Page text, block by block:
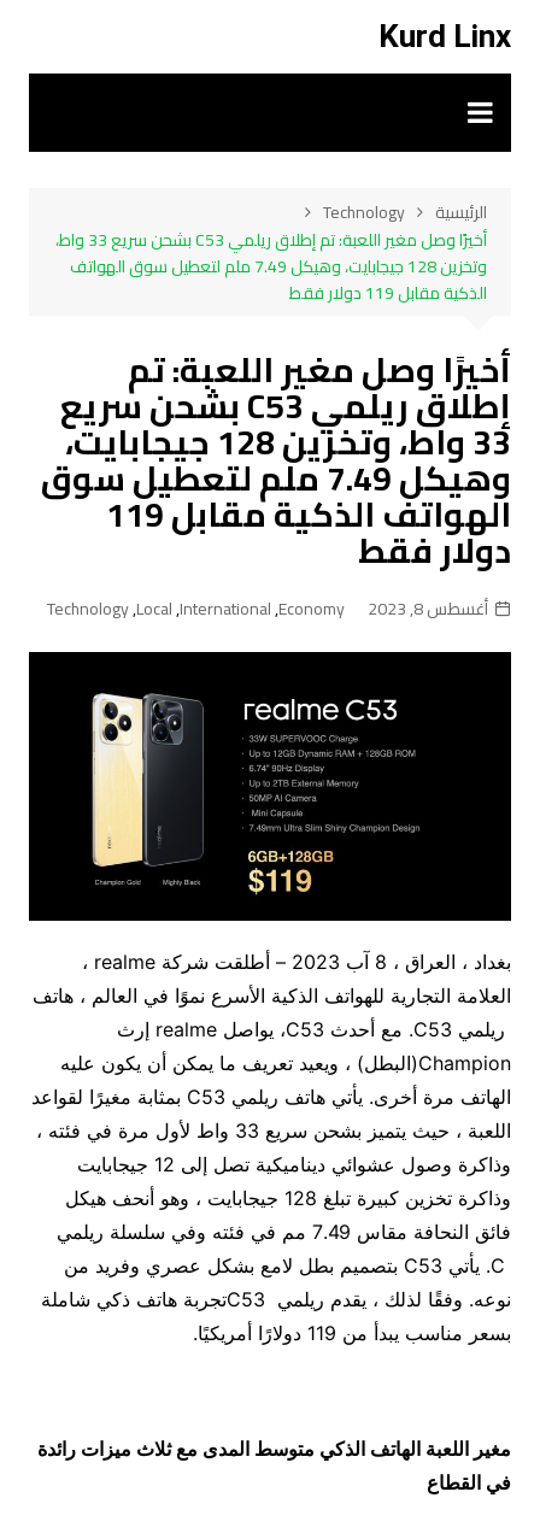
المحتوى
Kurd Linx
الرئيسية
Technology
أخيرًا وصل مغير اللعبة: تم إطلاق ريلمي C53 بشحن سريع 33 واط،
وتخزين 128 جيجابايت، وهيكل 7.49 ملم لتعطيل سوق الهواتف
الذكية مقابل 119 دولار فقط
أخيرًا وصل مغير اللعبة: تم
إطلاق ريلمي C53 بشحن سريع
33 واط، وتخزين 128 جيجابايت،
وهيكل 7.49 ملم لتعطيل سوق
الهواتف الذكية مقابل 119
دولار فقط
أغسطس 8, 2023 Economy
,
International
,
Local
,
Technology
بغداد ، العراق ، 8 آب 2023 – أطلقت شركة realme ،
العلامة التجارية للهواتف الذكية الأسرع نموًا في العالم ، هاتف
ريلمي C53. مع أحدث C53، يواصل realme إرث
Champion(البطل) ، ويعيد تعريف ما يمكن أن يكون عليه
الهاتف مرة أخرى. يأتي هاتف ريلمي C53 بمثابة مغيرًا لقواعد
اللعبة ، حيث يتميز بشحن سريع 33 واط لأول مرة في فئته ،
وذاكرة وصول عشوائي ديناميكية تصل إلى 12 جيجابايت
وذاكرة تخزين كبيرة تبلغ 128 جيجابايت ، وهو أنحف هيكل
فائق النحافة مقاس 7.49 مم في فئته وفي سلسلة ريلمي
C. يأتي C53 بتصميم بطل لامع بشكل عصري وفريد من
نوعه. وفقًا لذلك ، يقدم ريلمي C53تجربة هاتف ذكي شاملة
بسعر مناسب يبدأ من 119 دولارًا أمريكيًا.
مغير اللعبة الهاتف الذكي متوسط المدى مع ثلاث ميزات رائدة
في القطاع